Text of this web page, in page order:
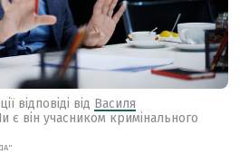
відповіді від Василя
є він учасником кримінального